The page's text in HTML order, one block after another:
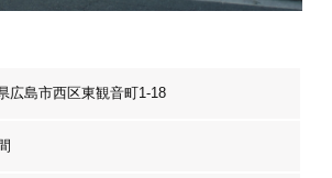
広島市西区東観音町1-18